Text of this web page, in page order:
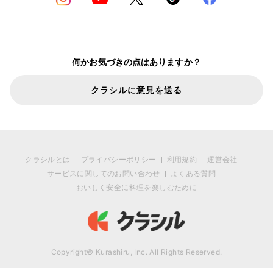
何かお気づきの点はありますか？
クラシルに意見を送る
クラシルとは プライバシーポリシー 利用規約
運営会社
サービスに関してのお問い合わせ
よくある質問
おいしく安全に料理を楽しむために
Copyright© Kurashiru, Inc. All Rights Reserved.